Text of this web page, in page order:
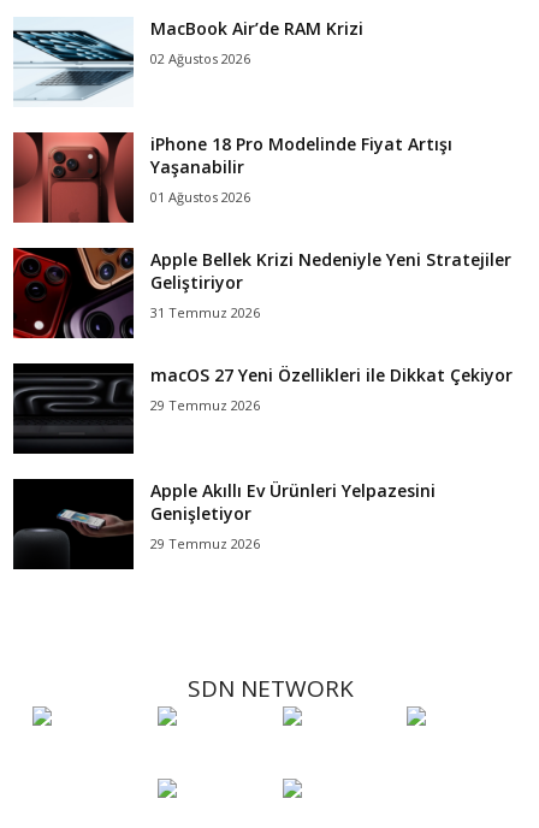
MacBook Air’de RAM Krizi
02 Ağustos 2026
iPhone 18 Pro Modelinde Fiyat Artışı
Yaşanabilir
01 Ağustos 2026
Apple Bellek Krizi Nedeniyle Yeni Stratejiler
Geliştiriyor
31 Temmuz 2026
macOS 27 Yeni Özellikleri ile Dikkat Çekiyor
29 Temmuz 2026
Apple Akıllı Ev Ürünleri Yelpazesini
Genişletiyor
29 Temmuz 2026
SDN NETWORK